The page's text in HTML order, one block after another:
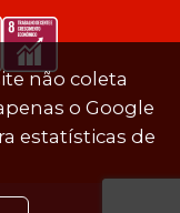
não coleta
o Google
estatísticas de